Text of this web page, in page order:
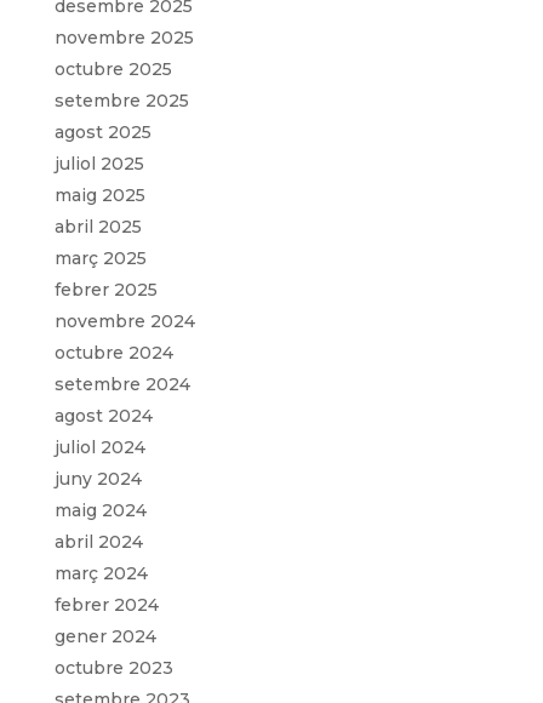
desembre 2025
novembre 2025
octubre 2025
setembre 2025
agost 2025
juliol 2025
maig 2025
abril 2025
març 2025
febrer 2025
novembre 2024
octubre 2024
setembre 2024
agost 2024
juliol 2024
juny 2024
maig 2024
abril 2024
març 2024
febrer 2024
gener 2024
octubre 2023